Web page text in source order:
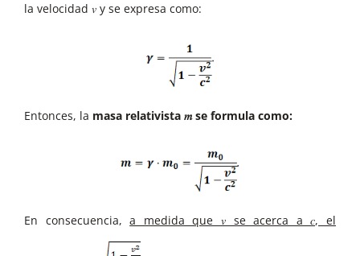
la velocidad 𝑣 y se expresa como:
Entonces, la masa relativista 𝑚 se formula como:
En consecuencia,a medida que 𝑣 se acerca a 𝑐, el